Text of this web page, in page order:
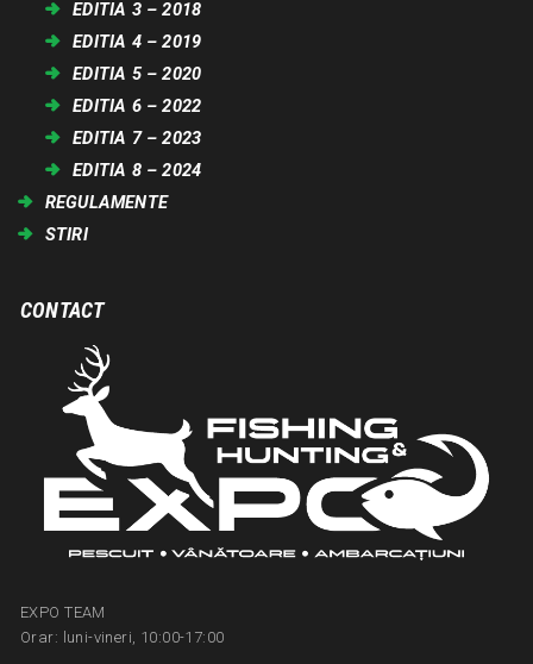
EDITIA 3 – 2018
EDITIA 4 – 2019
EDITIA 5 – 2020
EDITIA 6 – 2022
EDITIA 7 – 2023
EDITIA 8 – 2024
REGULAMENTE
STIRI
CONTACT
EXPO TEAM
Orar: luni-vineri, 10:00-17:00